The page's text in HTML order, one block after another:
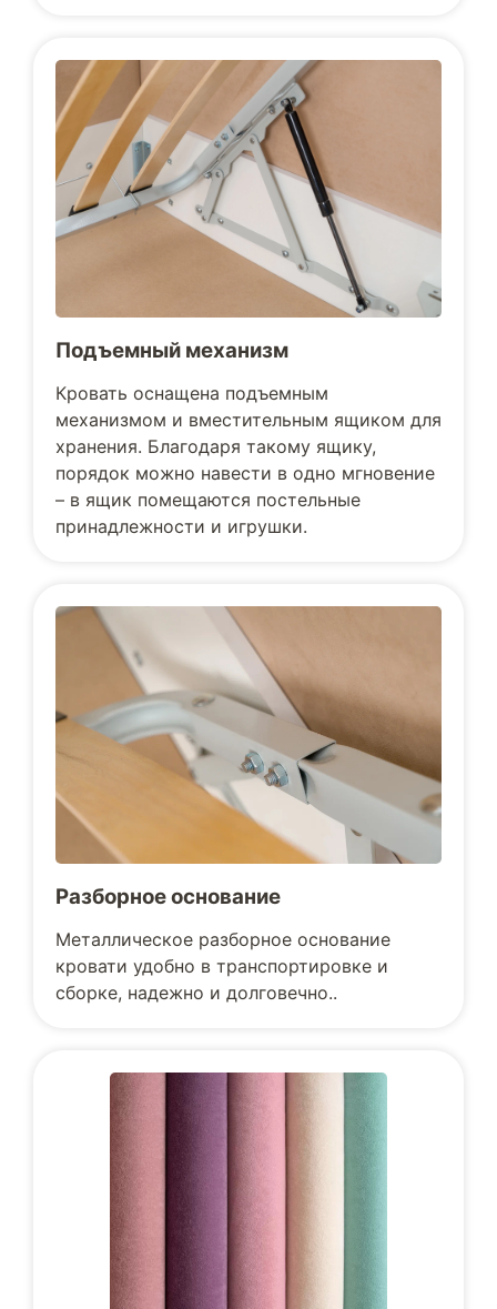
Подъемный механизм
Кровать оснащена подъемным
механизмом и вместительным ящиком для
хранения. Благодаря такому ящику,
порядок можно навести в одно мгновение
– в ящик помещаются постельные
принадлежности и игрушки.
Разборное основание
Металлическое разборное основание
кровати удобно в транспортировке и
сборке, надежно и долговечно..